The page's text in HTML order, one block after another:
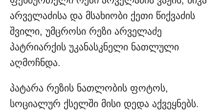
არველაძისა და მსახიობი ქეთი წიქვაძის
შვილი, უმცროსი რეზი არველაძე
პატრიარქის უკანასკნელი ნათლული
აღმოჩნდა.
პატარა რეზის ნათლობის ფოტოს,
სოციალურ ქსელში მისი დედა აქვეყნებს.